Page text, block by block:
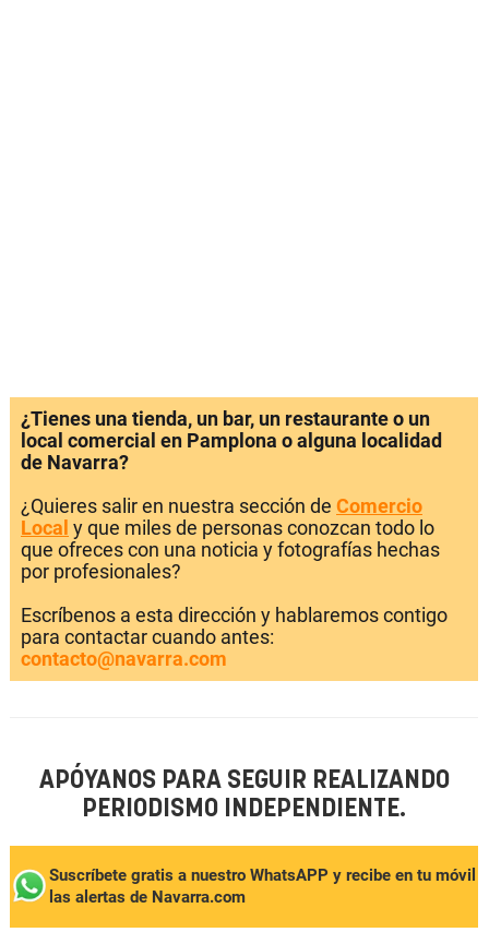
¿Tienes una tienda, un bar, un restaurante o un
local comercial en Pamplona o alguna localidad
de Navarra?
¿Quieres salir en nuestra sección de Comercio
Local y que miles de personas conozcan todo lo
que ofreces con una noticia y fotografías hechas
por profesionales?
Escríbenos a esta dirección y hablaremos contigo
para contactar cuando antes:
contacto@navarra.com
APÓYANOS PARA SEGUIR REALIZANDO
PERIODISMO INDEPENDIENTE.
Suscríbete gratis a nuestro WhatsAPP y recibe en tu móvil
las alertas de Navarra.com